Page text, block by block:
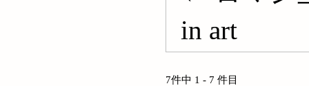
in art
7件中 1 - 7 件目